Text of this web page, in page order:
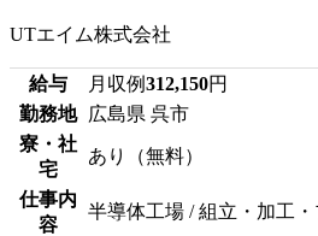
UTエイム株式会社
給与 月収例312,150円
勤務地
広島県 呉市
寮・社
宅
あり（無料）
仕事内
容
半導体工場 / 組立・加工